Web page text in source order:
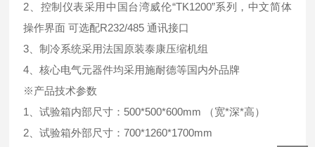
2、控制仪表采用中国台湾威伦“TK1200”系列，中文简体
操作界面 可选配R232/485 通讯接口
3、制冷系统采用法国原装泰康压缩机组
4、核心电气元器件均采用施耐德等国内外品牌
※产品技术参数
1、试验箱内部尺寸：500*500*600mm （宽*深*高）
2、试验箱外部尺寸：700*1260*1700mm